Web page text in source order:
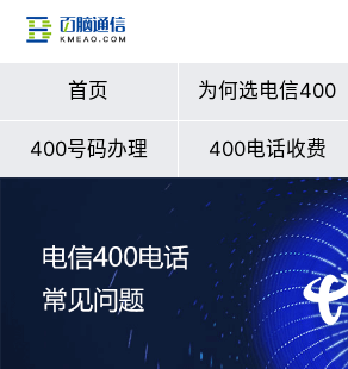
首页 为何选电信400
400号码办理 400电话收费